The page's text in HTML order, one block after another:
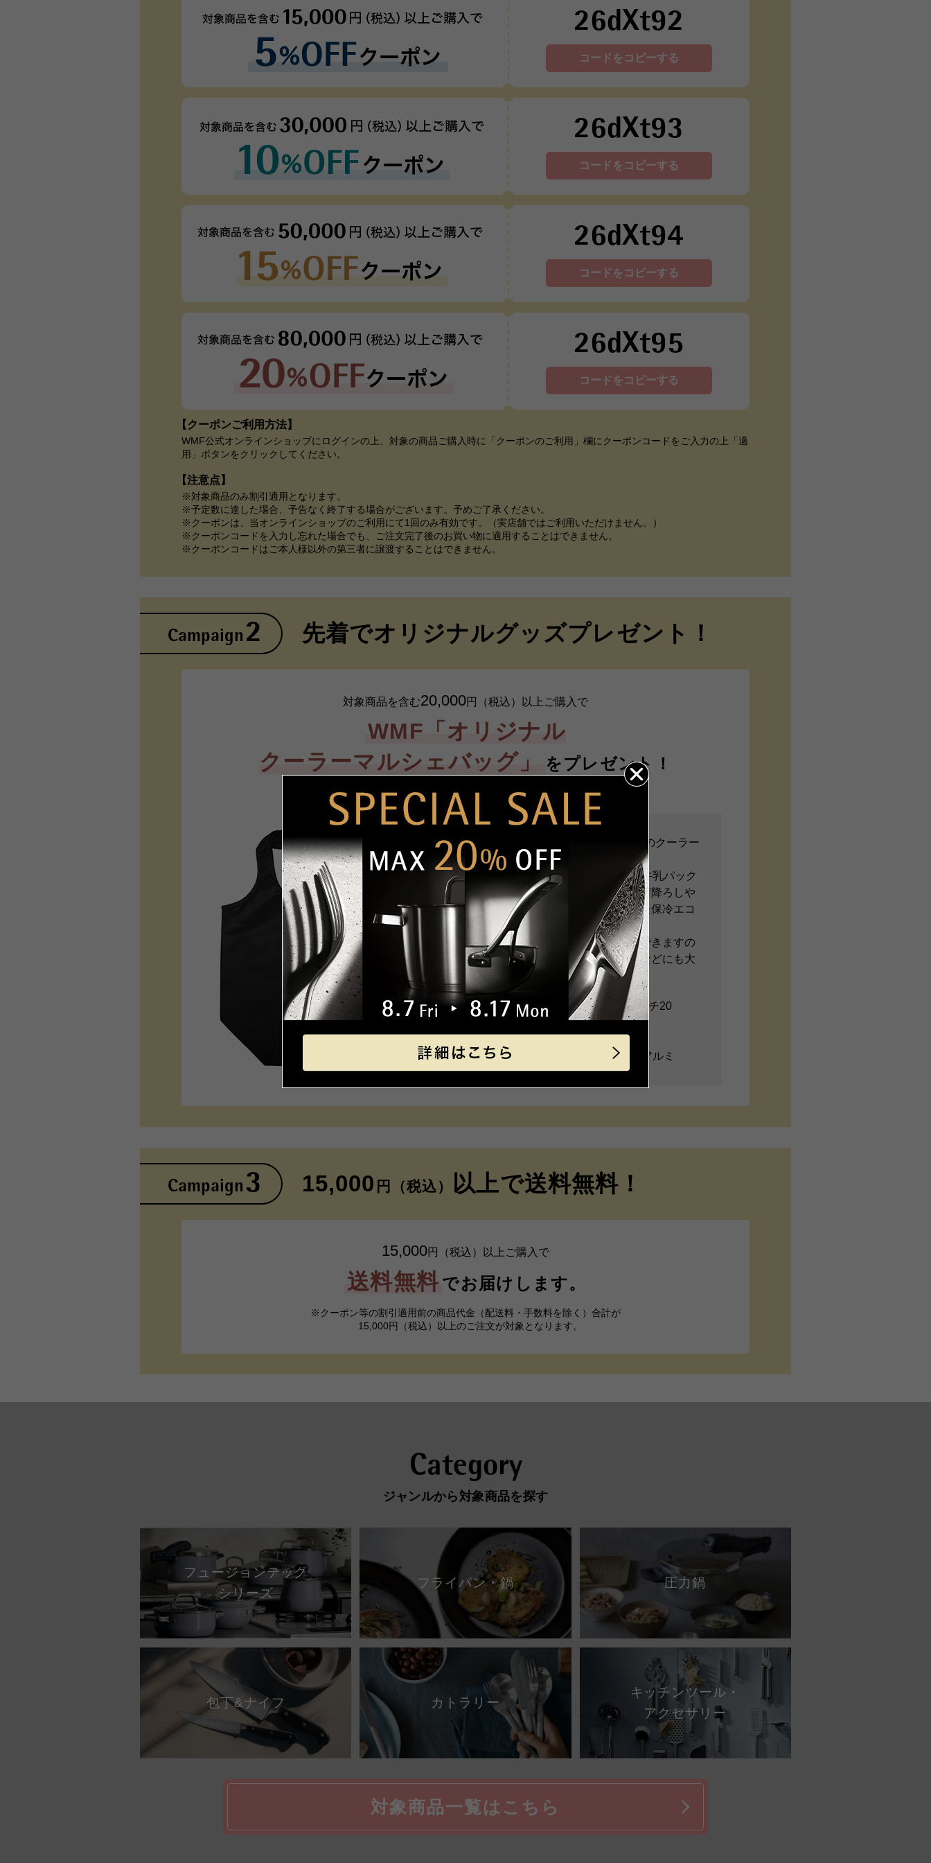
26dXt92
コードをコピーする
26dXt93
コードをコピーする
26dXt94
コードをコピーする
26dXt95
コードをコピーする
【クーポンご利用方法】
WMF公式オンラインショップにログインの上、対象の商品ご購入時に「クーポンのご利用」欄にクーポンコードをご入力の上「適
用」ボタンをクリックしてください。
【注意点】
対象商品のみ割引適用となります。
予定数に達した場合、予告なく終了する場合がございます。予めご了承ください。
クーポンは、当オンラインショップのご利用にて1回のみ有効です。（実店舗ではご利用いただけません。）
クーポンコードを入力し忘れた場合でも、ご注文完了後のお買い物に適用することはできません。
クーポンコードはご本人様以外の第三者に譲渡することはできません。
Campaign 2 先着でオリジナルグッズプレゼント！
対象商品を含む20,000円（税込）以上ご購入で
WMF「オリジナル
クーラーマルシェバッグ」
をプレゼント！
なくなり次第終了とさせていただきます。
WMFロゴが入ったおしゃれなデザインのクーラー
マルシェバッグ。
内側のゴムバンドで2Lペットボトルや牛乳パック
が固定でき、外側のベルトは車からの荷降ろしや
傘を引っ掛けるなど機能性にこだわった保冷エコ
外側のゴムバンドでコンパクトに収納できますの
で、ちょっとしたお買い物やお出かけなどにも大
バッグサイズ（cm）
約 縦39×横48×マチ20
約 縦39×横4
素材
ポリエステル、アルミ
Campaign 3 15,000 円（税込） 以上で送料無料！
15,000円（税込）以上ご購入で
送料無料でお届けします。
クーポン等の割引適用前の商品代金 （配送料・手数料を除く）合計が
15,000円（税込）以上のご注文が対象となります。
Category
ジャンルから対象商品を探す
フュージョンテック
シリーズ
フライパン・鍋 圧力鍋
包丁&ナイフ カトラリー
キッチンツール・
アクセサリー
対象商品一覧はこちら